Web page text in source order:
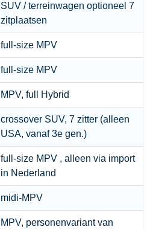
SUV /terreinwagen optioneel 7
zitplaatsen
full-size MPV
full-size MPV
MPV, full Hybrid
crossover SUV, 7 zitter (alleen
USA, vanaf 3e gen.)
full-size MPV , alleen via import
in Nederland
midi-MPV
MPV, personenvariant van